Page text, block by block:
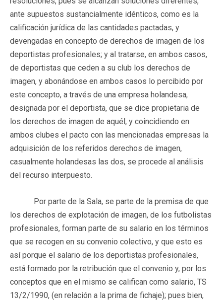
ante supuestos sustancialmente idénticos, como es la
calificación jurídica de las cantidades pactadas, y
devengadas en concepto de derechos de imagen de los
deportistas profesionales; y al tratarse, en ambos casos,
de deportistas que ceden a su club los derechos de
imagen, y abonándose en ambos casos lo percibido por
este concepto, a través de una empresa holandesa,
designada por el deportista, que se dice propietaria de
los derechos de imagen de aquél, y coincidiendo en
ambos clubes el pacto con las mencionadas empresas la
adquisición de los referidos derechos de imagen,
casualmente holandesas las dos, se procede al análisis
del recurso interpuesto.
Por parte de la Sala, se parte de la premisa de que
los derechos de explotación de imagen, de los futbolistas
profesionales, forman parte de su salario en los términos
que se recogen en su convenio colectivo, y que esto es
así porque el salario de los deportistas profesionales,
está formado por la retribución que el convenio y, por los
conceptos que en el mismo se califican como salario, TS
13/2/1990, (en relación a la prima de fichaje); pues bien,